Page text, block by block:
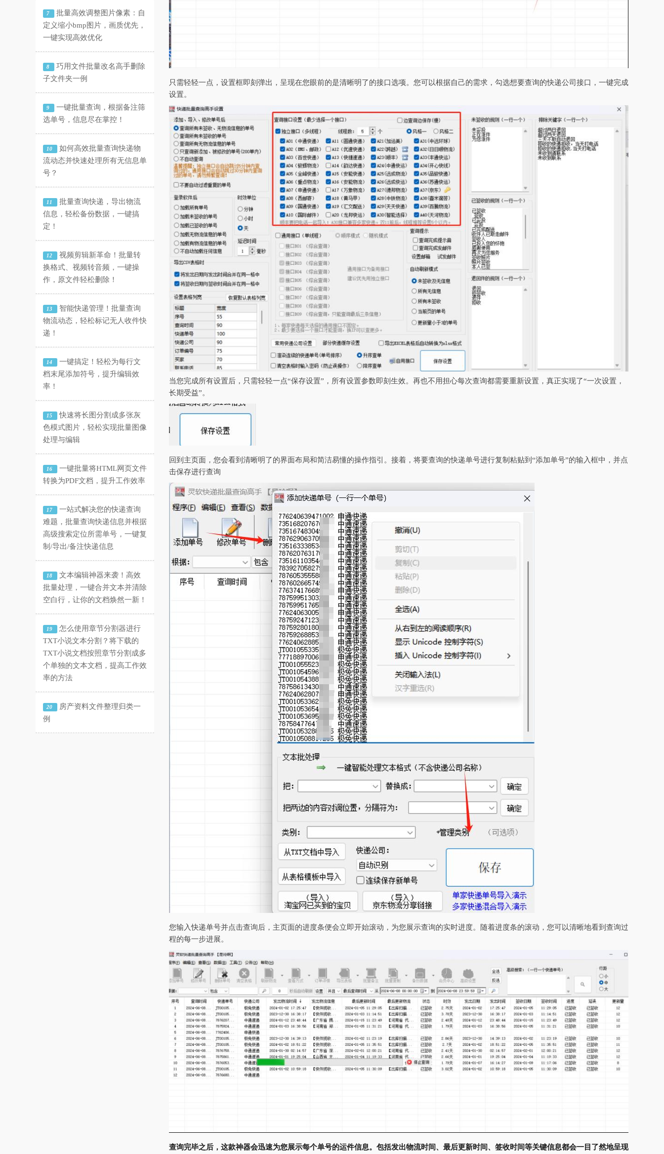
7
批量高效调整图片像素：自
定义缩小bmp图片，画质优先，
一键实现高效优化
8
巧用文件批量改名高手删除
子文件夹一例
9
一键批量查询，根据备注筛
选单号，信息尽在掌控！
10
如何高效批量查询快递物
流动态并快速处理所有无信息单
号？
11
批量查询快递，导出物流
信息，轻松备份数据，一键搞
定！
12
视频剪辑新革命！批量转
换格式、视频转音频，一键操
作，原文件轻松删除！
13
智能快递管理！批量查询
物流动态，轻松标记无人收件快
递！
14
一键搞定！轻松为每行文
档末尾添加符号，提升编辑效
率！
15
快速将长图分割成多张灰
色模式图片，轻松实现批量图像
处理与编辑
16
一键批量将HTML网页文件
转换为PDF文档，提升工作效率
17
一站式解决您的快递查询
难题，批量查询快递信息并根据
高级搜索定位所需单号，一键复
制/导出/备注快递信息
18
文本编辑神器来袭！高效
批量处理，一键合并文本并清除
空白行，让你的文档焕然一新！
19
怎么使用章节分割器进行
TXT小说文本分割？将下载的
TXT小说文档按照章节分割成多
个单独的文本文档，提高工作效
率的方法
20
房产资料文件整理归类一
例
只需轻轻一点，设置框即刻弹出，呈现在您眼前的是清晰明了的接口选项。您可以根据自己的需求，勾选想要查询的快递公司接口，一键完成
设置。
当您完成所有设置后，只需轻轻一点“保存设置”，所有设置参数即刻生效。再也不用担心每次查询都需要重新设置，真正实现了“一次设置，
长期受益”。
回到主页面，您会看到清晰明了的界面布局和简洁易懂的操作指引。接着，将要查询的快递单号进行复制粘贴到“添加单号”的输入框中，并点
击保存进行查询
您输入快递单号并点击查询后，主页面的进度条便会立即开始滚动，为您展示查询的实时进度。随着进度条的滚动，您可以清晰地看到查询过
程的每一步进展。
查询完毕之后，这款神器会迅速为您展示每个单号的运件信息。包括发出物流时间、最后更新时间、签收时间等关键信息都会一目了然地呈现